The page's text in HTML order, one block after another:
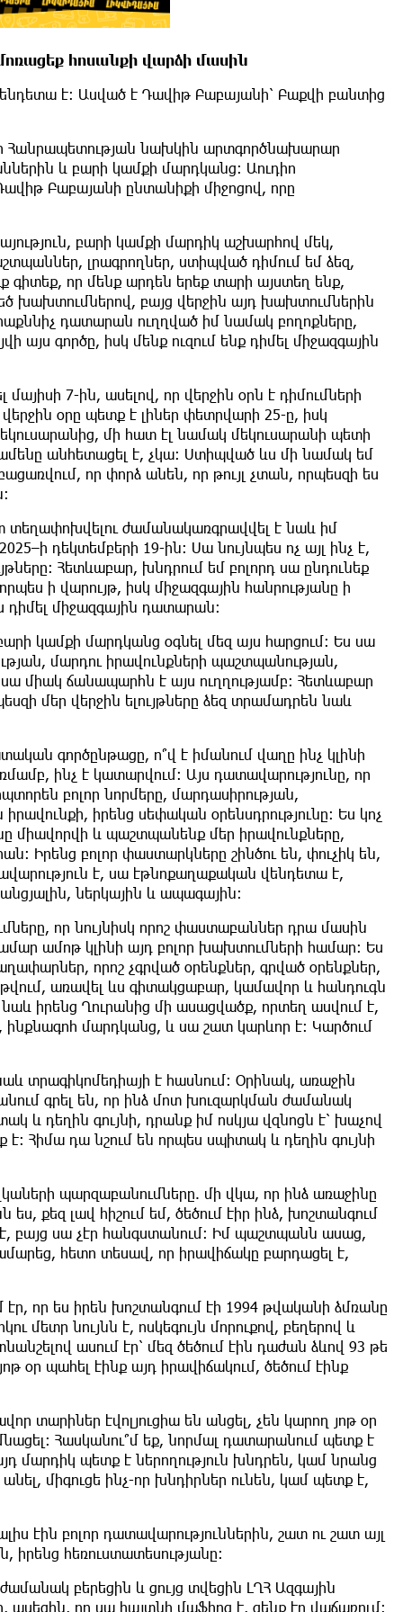
հոսանքի վարձի մասին
է։ Ասված է Դավիթ Բաբայանի՝ Բաքվի բանտից
Հանրապետության նախկին արտգործնախարար
և բարի կամքի մարդկանց։ Աուդիո
Բաբայանի ընտանիքի միջոցով, որը
բարի կամքի մարդիկ աշխարհով մեկ,
լրագրողներ, ստիպված դիմում եմ ձեզ,
գիտեք, որ մենք արդեն երեք տարի այստեղ ենք,
խախտումներով, բայց վերջին այդ խախտումներին
դատարան ուղղված իմ նամակ բողոքները,
գործը, իսկ մենք ուզում ենք դիմել միջազգային
7-ին, ասելով, որ վերջին օրն է դիմումների
օրը պետք է լիներ փետրվարի 25-ը, իսկ
մի հատ էլ նամակ մեկուսարանի պետի
անհետացել է, չկա։ Ստիպված ևս մի նամակ եմ
որ փորձ անեն, որ թույլ չտան, որպեսզի ես
տեղափոխվելու ժամանակառգրավվել է նաև իմ
դեկտեմբերի 19-ին։ Սա նույնպես ոչ այլ ինչ է,
Հետևաբար, խնդրում եմ բոլորդ սա ընդունեք
ի վարույթ, իսկ միջազգային հանրությանը ի
դիմել միջազգային դատարան։
կամքի մարդկանց օգնել մեզ այս հարցում։ Ես սա
մարդու իրավունքների պաշտպանության,
միակ ճանապարհն է այս ուղղությամբ։ Հետևաբար
մեր վերջին ելույթները ձեզ տրամադրեն նաև
գործընթացը, ո՞վ է իմանում վաղը ինչ կլինի
ինչ է կատարվում։ Այս դատավարությունը, որ
բոլոր նորմերը, մարդասիրության,
իրենց սեփական օրենսդրությունը։ Ես կոչ
միավորվի և պաշտպանենք մեր իրավունքները,
Իրենց բոլոր փաստարկները շինծու են, փուչիկ են,
է, սա էթնոքաղաքական վենդետա է,
ներկային և ապագային։
որ նույնիսկ որոշ փաստաբաններ դրա մասին
ամոթ կլինի այդ բոլոր խախտումների համար։ Ես
որոշ չգրված օրենքներ, գրված օրենքներ,
առավել ևս գիտակցաբար, կամավոր և հանդուգն
նաև իրենց Ղուրանից մի ասացվածք, որտեղ ասվում է,
մարդկանց, և սա շատ կարևոր է։ Կարծում
տրագիկոմեդիայի է հասնում։ Օրինակ, առաջին
գրել են, որ ինձ մոտ խուզարկման ժամանակ
և դեղին գույնի, դրանք իմ ոսկյա վզնոցն է՝ խաչով
Հիմա դա նշում են որպես սպիտակ և դեղին գույնի
պարզաբանումները. մի վկա, որ ինձ առաջինը
քեզ լավ հիշում եմ, ծեծում էիր ինձ, խոշտանգում
է, բայց սա չէր հանգստանում։ Իմ պաշտպանն ասաց,
հետո տեսավ, որ իրավիճակը բարդացել է,
էր, որ ես իրեն խոշտանգում էի 1994 թվականի ձմռանը
մետր նույնն է, ոսկեգույն մորուքով, բեղերով և
ասում էր՝ մեզ ծեծում էին դաժան ձևով 93 թե
օր պահել էինք այդ իրավիճակում, ծեծում էինք
տարիներ էվոլյուցիա են անցել, չեն կարող յոթ օր
Հասկանու՞մ եք, նորմալ դատարանում պետք է
պետք է ներողություն խնդրեն, կամ նրանց
միգուցե ինչ-որ խնդիրներ ունեն, կամ պետք է,
էին բոլոր դատավարություններին, շատ ու շատ այլ
իրենց հեռուստատեսությանը։
բերեցին և ցույց տվեցին ԼՂՀ Ազգային
որ սա հայտնի մաֆիոզ է, զենք էր վաճառում։